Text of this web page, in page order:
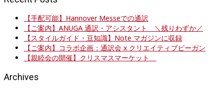
【手配可能】Hannover Messeでの通訳
【ご案内】ANUGA 通訳・アシスタント ＼残りわずか／
【スタイルガイド・豆知識】Note マガジンに収録
【ご案内】コラボ企画：通訳会 x クリエイティブビーガン
【親睦会の開催】クリスマスマーケット
Archives